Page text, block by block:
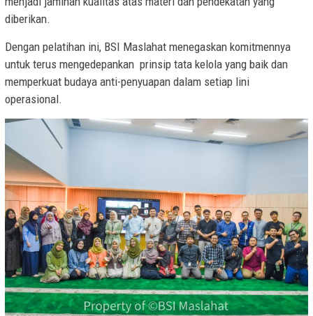
diberikan.
Dengan pelatihan ini, BSI Maslahat menegaskan komitmennya
untuk terus mengedepankan prinsip tata kelola yang baik dan
memperkuat budaya anti-penyuapan dalam setiap lini
operasional.